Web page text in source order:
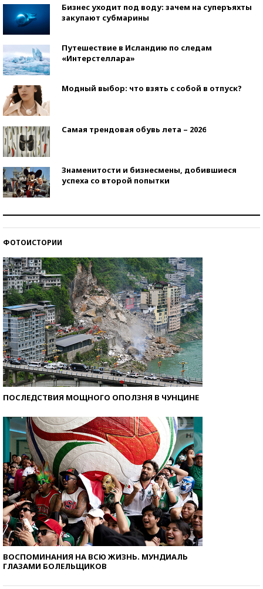
Бизнес уходит под воду: зачем на суперъяхты
закупают субмарины
Путешествие в Исландию по следам
«Интерстеллара»
Модный выбор: что взять с собой в отпуск?
Самая трендовая обувь лета – 2026
Знаменитости и бизнесмены, добившиеся
успеха со второй попытки
ФОТОИСТОРИИ
ПОСЛЕДСТВИЯ МОЩНОГО ОПОЛЗНЯ В ЧУНЦИНЕ
ВОСПОМИНАНИЯ НА ВСЮ ЖИЗНЬ. МУНДИАЛЬ
ГЛАЗАМИ БОЛЕЛЬЩИКОВ